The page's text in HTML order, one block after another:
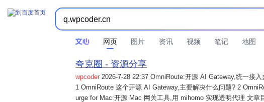
网页 图片 资讯 视频 笔记 地图
夸克圈 - 资源分享
wpcoder 2026-7-28 22:37 OmniRoute:开源 AI Gateway,统一接
1 OmniRoute 这个开源 AI Gateway,主要解决什么问题? 2
urge for Mac:开源 Mac 网关工具,用 mihomo 实现透明代理 文章